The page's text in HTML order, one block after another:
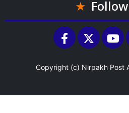
Copyright (c) Nirpakh Post